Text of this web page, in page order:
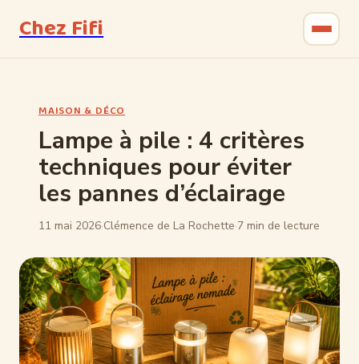
Chez Fifi
Bricolage
Jardinage
MAISON & DÉCO
Lampe à pile : 4 critères
techniques pour éviter
les pannes d’éclairage
11 mai 2026·Clémence de La Rochette·7 min de lecture